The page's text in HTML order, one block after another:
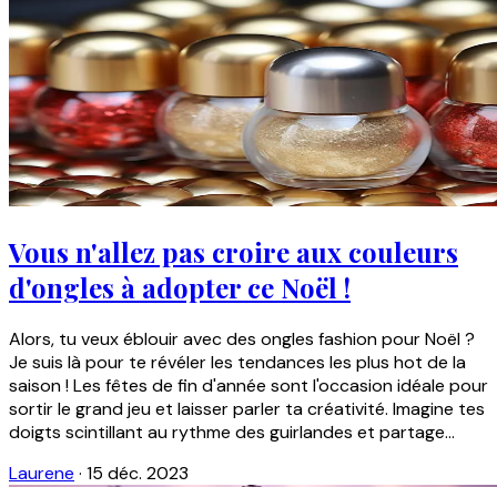
Vous n'allez pas croire aux couleurs
d'ongles à adopter ce Noël !
Alors, tu veux éblouir avec des ongles fashion pour Noël ?
Je suis là pour te révéler les tendances les plus hot de la
saison ! Les fêtes de fin d'année sont l'occasion idéale pour
sortir le grand jeu et laisser parler ta créativité. Imagine tes
doigts scintillant au rythme des guirlandes et partage...
Laurene · 15 déc. 2023